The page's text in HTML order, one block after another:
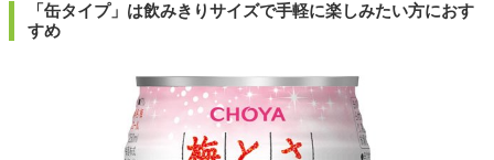
「缶タイプ」は飲みきりサイズで手軽に楽しみたい方におす
すめ